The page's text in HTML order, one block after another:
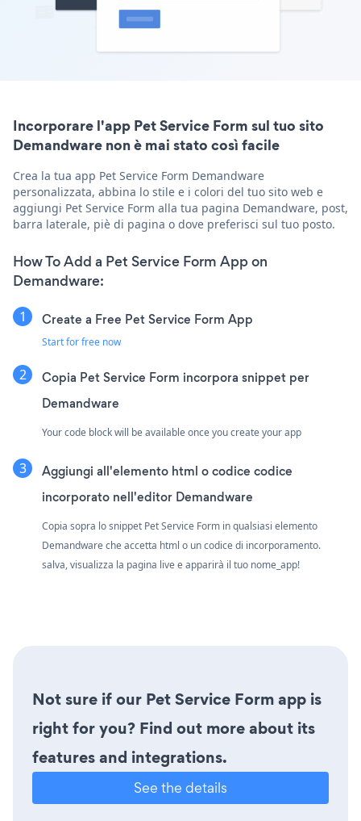
Incorporare l'app Pet Service Form sul tuo sito
Demandware non è mai stato così facile
Crea la tua app Pet Service Form Demandware
personalizzata, abbina lo stile e i colori del tuo sito web e
aggiungi Pet Service Form alla tua pagina Demandware, post,
barra laterale, piè di pagina o dove preferisci sul tuo posto.
How To Add a Pet Service Form App on
Demandware:
Create a Free Pet Service Form App
Start for free now
Copia Pet Service Form incorpora snippet per
Demandware
Your code block will be available once you create your app
Aggiungi all'elemento html o codice codice
incorporato nell'editor Demandware
Copia sopra lo snippet Pet Service Form in qualsiasi elemento
Demandware che accetta html o un codice di incorporamento.
salva, visualizza la pagina live e apparirà il tuo nome_app!
Not sure if our Pet Service Form app is
right for you? Find out more about its
features and integrations.
See the details